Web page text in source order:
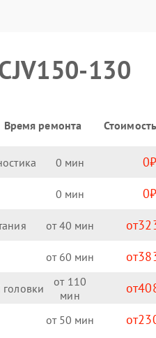
130
Время ремонта Стоимость
0 0
0 0
40
60
110
50